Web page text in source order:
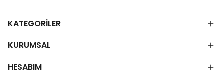
KATEGORİLER
KURUMSAL
HESABIM